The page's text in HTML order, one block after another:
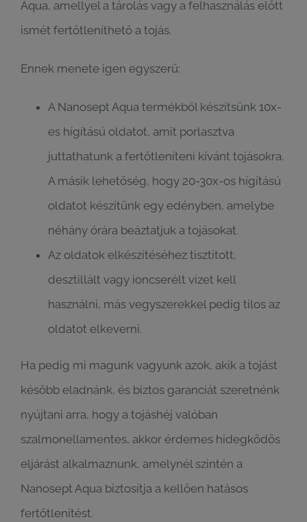
Aqua, amellyel a tárolás vagy a felhasználás előtt
ismét fertőtleníthető a tojás.
Ennek menete igen egyszerű:
A Nanosept Aqua termékből készítsünk 10x-
es hígítású oldatot, amit porlasztva
juttathatunk a fertőtleníteni kívánt tojásokra.
A másik lehetőség, hogy 20-30x-os hígítású
oldatot készítünk egy edényben, amelybe
néhány órára beáztatjuk a tojásokat.
Az oldatok elkészítéséhez tisztított,
desztillált vagy ioncserélt vizet kell
használni, más vegyszerekkel pedig tilos az
oldatot elkeverni.
Ha pedig mi magunk vagyunk azok, akik a tojást
később eladnánk, és biztos garanciát szeretnénk
nyújtani arra, hogy a tojáshéj valóban
szalmonellamentes, akkor érdemes hidegködös
eljárást alkalmaznunk, amelynél szintén a
Nanosept Aqua biztosítja a kellően hatásos
fertőtlenítést.